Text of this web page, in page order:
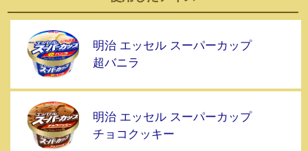
明治 エッセル スーパーカップ
超バニラ
明治 エッセル スーパーカップ
チョコクッキー